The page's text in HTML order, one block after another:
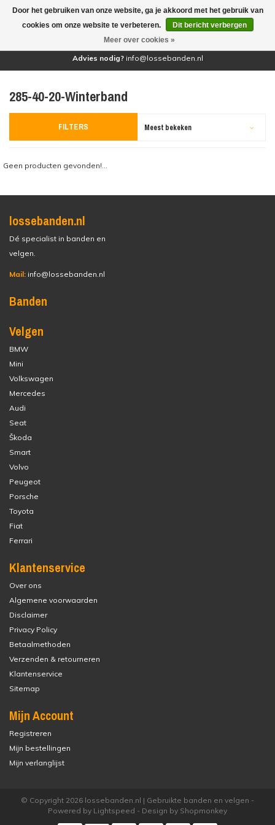
(0)
Advies nodig? info@lossebanden.nl
285-40-20-Winterband
FILTERS Meest bekeken
Geen producten gevonden!...
lossebanden.nl
Dé specialist in banden en
velgen.
Mail: info@lossebanden.nl
Banden
Velgen
BMW
Mini
Volkswagen
Mercedes
Audi
Seat
Škoda
Smart
Volvo
Peugeot
Porsche
Toyota
Fiat
Ferrari
Klantenservice
Over ons
Algemene voorwaarden
Disclaimer
Privacy Policy
Betaalmethoden
Verzenden & retourneren
Klantenservice
Sitemap
Mijn Account
Registreren
Mijn bestellingen
Mijn verlanglijst
© Copyright 2026 lossebanden.nl | Gebruikte banden en velgen -
Powered by Lightspeed - Design by Shopmonkey
Door het gebruiken van onze website, ga je akkoord met het gebruik van
cookies om onze website te verbeteren.
Dit bericht verbergen
Meer over cookies »